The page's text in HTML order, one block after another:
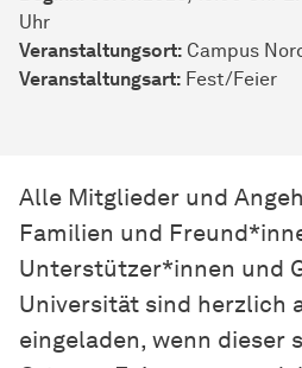
Uhr
Veranstaltungsort: Campus
Veran­stal­tungs­art: Fest/Feier
Alle Mitglieder und
Familien und
Unterstützer*innen und
Universität sind herzlich
eingeladen, wenn dieser